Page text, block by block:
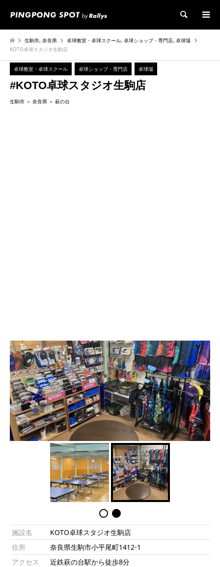
検索
生駒市,奈良県 卓球教室・卓球スクール,卓球ショップ・専門店,卓球場
KOTO卓球スタジオ生駒店
卓球教室・卓球スクール 卓球ショップ・専門店 卓球場
#KOTO卓球スタジオ生駒店
生駒市 奈良県 萩の台
施設名
KOTO卓球スタジオ生駒店
住所
奈良県生駒市小平尾町1412-1
アクセス
近鉄萩の台駅から徒歩8分